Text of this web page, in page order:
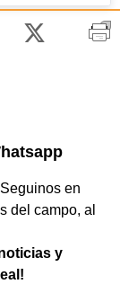
en
del campo, al
y